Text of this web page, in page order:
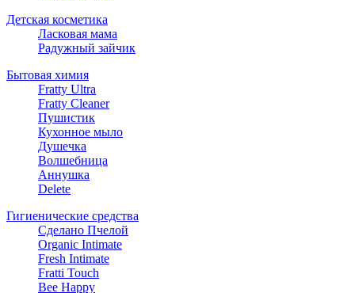
Детская косметика
Ласковая мама
Радужный зайчик
Бытовая химия
Fratty Ultra
Fratty Cleaner
Пушистик
Кухонное мыло
Душечка
Волшебница
Аннушка
Delete
Гигиенические средства
Сделано Пчелой
Organic Intimate
Fresh Intimate
Fratti Touch
Bee Happy